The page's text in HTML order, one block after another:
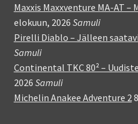
Maxxis Maxxventure MA-AT
elokuun, 2026 Samuli
Pirelli Diablo – Jälleen
Samuli
Continental TKC 80² –
2026 Samuli
Michelin Anakee Adventure 2